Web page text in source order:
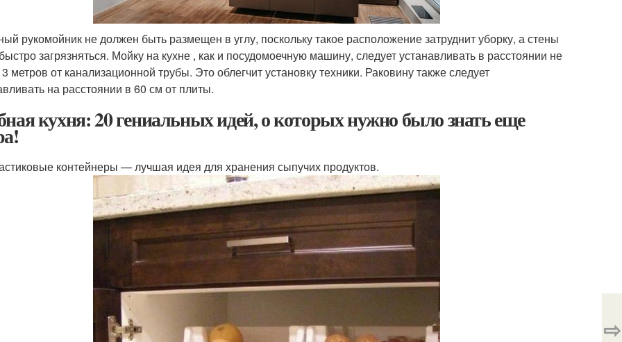
рукомойник не должен быть размещен в углу, поскольку такое расположение затруднит уборку, а стены
загрязняться. Мойку на кухне , как и посудомоечную машину, следует устанавливать в расстоянии не
метров от канализационной трубы. Это облегчит установку техники. Раковину также следует
на расстоянии в 60 см от плиты.
кухня: 20 гениальных идей, о которых нужно было знать еще
контейнеры — лучшая идея для хранения сыпучих продуктов.
⇨